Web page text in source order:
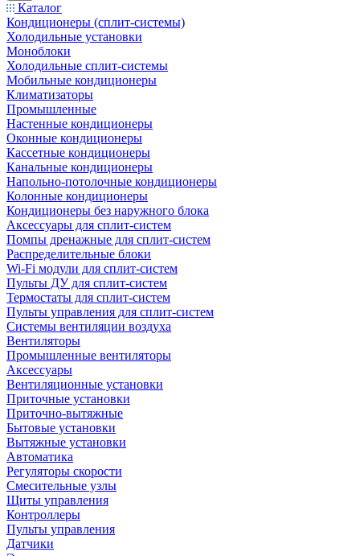
Каталог
Кондиционеры (сплит-системы)
Холодильные установки
Моноблоки
Холодильные сплит-системы
Мобильные кондиционеры
Климатизаторы
Промышленные
Настенные кондиционеры
Оконные кондиционеры
Кассетные кондиционеры
Канальные кондиционеры
Напольно-потолочные кондиционеры
Колонные кондиционеры
Кондиционеры без наружного блока
Аксессуары для сплит-систем
Помпы дренажные для сплит-систем
Распределительные блоки
Wi-Fi модули для сплит-систем
Пульты ДУ для сплит-систем
Термостаты для сплит-систем
Пульты управления для сплит-систем
Системы вентиляции воздуха
Вентиляторы
Промышленные вентиляторы
Аксессуары
Вентиляционные установки
Приточные установки
Приточно-вытяжные
Бытовые установки
Вытяжные установки
Автоматика
Регуляторы скорости
Смесительные узлы
Щиты управления
Контроллеры
Пульты управления
Датчики